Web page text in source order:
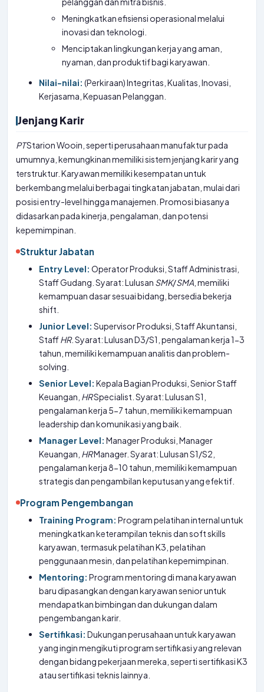
Meningkatkan efisiensi operasional melalui
inovasi dan teknologi.
Menciptakan lingkungan kerja yang aman,
nyaman, dan produktif bagi karyawan.
Nilai-nilai: (Perkiraan) Integritas, Kualitas, Inovasi,
Kerjasama, Kepuasan Pelanggan.
Jenjang Karir
PTStarion Wooin, seperti perusahaan manufaktur pada
umumnya, kemungkinan memiliki sistem jenjang karir yang
terstruktur. Karyawan memiliki kesempatan untuk
berkembang melalui berbagai tingkatan jabatan, mulai dari
posisi entry-level hingga manajemen. Promosi biasanya
didasarkan pada kinerja, pengalaman, dan potensi
kepemimpinan.
Struktur Jabatan
Entry Level: Operator Produksi, Staff Administrasi,
Staff Gudang. Syarat: Lulusan SMK/SMA , memiliki
kemampuan dasar sesuai bidang, bersedia bekerja
shift.
Junior Level: Supervisor Produksi, Staff Akuntansi,
StaffHR. Syarat: Lulusan D3/S1, pengalaman kerja 1-3
tahun, memiliki kemampuan analitis dan problem-
solving.
Senior Level: Kepala Bagian Produksi, Senior Staff
Keuangan, HRSpecialist. Syarat: Lulusan S1,
pengalaman kerja 5-7 tahun, memiliki kemampuan
leadership dan komunikasi yang baik.
Manager Level: Manager Produksi, Manager
Keuangan, HRManager. Syarat: Lulusan S1/S2,
pengalaman kerja 8-10 tahun, memiliki kemampuan
strategis dan pengambilan keputusan yang efektif.
Program Pengembangan
Training Program: Program pelatihan internal untuk
meningkatkan keterampilan teknis dan soft skills
karyawan, termasuk pelatihan K3, pelatihan
penggunaan mesin, dan pelatihan kepemimpinan.
Mentoring: Program mentoring di mana karyawan
baru dipasangkan dengan karyawan senior untuk
mendapatkan bimbingan dan dukungan dalam
pengembangan karir.
Sertifikasi: Dukungan perusahaan untuk karyawan
yang ingin mengikuti program sertifikasi yang relevan
dengan bidang pekerjaan mereka, seperti sertifikasi K3
atau sertifikasi teknis lainnya.